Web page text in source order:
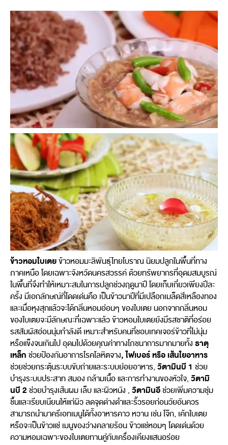
ข้าวหอมใบเตยข้าวหอมมะลิพันธุ์ไทยโบราณ นิยมปลูกในพื้นที่ทาง
ภาคเหนือ โดยเฉพาะจังหวัดนครสวรรค์ ด้วยทรัพยากรที่อุดมสมบูรณ์
ในพื้นที่จึงทำให้เหมาะสมในการปลูกช่วงฤดูนาปี โดยเก็บเกี่ยวเพียงปีละ
ครั้ง มีเอกลักษณ์ที่โดดเด่นคือ เป็นข้าวนาปีที่มีเปลือกเมล็ดสีเหลืองทอง
และเมื่อหุงสุกแล้วจะได้กลิ่นหอมอ่อนๆ ของใบเตย นอกจากกลิ่นหอม
ของใบเตยจะมีลักษณะที่เฉพาะแล้ว ข้าวหอมใบเตยยังมีรสชาติที่อร่อย
รสสัมผัสอ่อนนุ่มกำลังดี เหมาะสำหรับคนที่ชอบเทคเจอร์ข้าวที่ไม่นุ่ม
หรือแข็งจนเกินไป อุดมไปด้วยคุณค่าทางโภชนาการมากมายทั้ง ธาตุ
เหล็ก ช่วยป้องกันอาการโรคโลหิตจาง, ไฟเบอร์ หรือ เส้นใยอาหาร
ช่วยช่วยกระตุ้นระบบขับถ่ายและระบบย่อยอาหาร, วิตามินบี 1 ช่วย
บำรุงระบบประสาท สมอง กล้ามเนื้อ และการทำงานของหัวใจ, วิตามิ
นบี 2 ช่วยบำรุงเส้นผม เล็บ และผิวหนัง , วิตามินอีช่วยเพิ่มความชุ่ม
ชื้นและเรียบเนียนให้แก่ผิว ลดจุดด่างดำและริ้วรอยก่อนวัยอันควร
สามารถนำมาครีเอทเมนูได้ทั้งอาหารคาว หวาน เช่น โจ๊ก, เค้กใบเตย
หรือจะเป็นข้าวแช่ เมนูของว่างคลายร้อน ข้าวแช่หอมๆ โดดเด่นด้วย
ความหอมเฉพาะของใบเตยทานคู่กับเครื่องเคียงแสนอร่อย